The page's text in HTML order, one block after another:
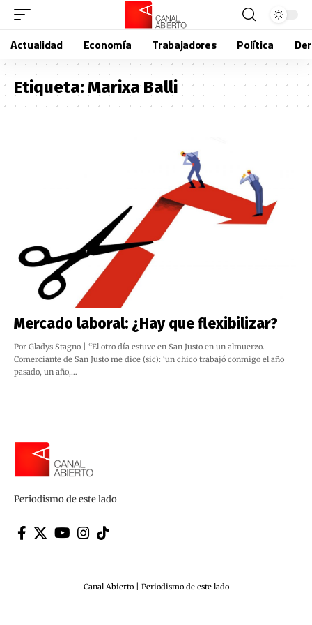
Actualidad Economía Trabajadores Política
Etiqueta:Marixa Balli
Mercado laboral: ¿Hay que flexibilizar?
Por Gladys Stagno | “El otro día estuve en San Justo en un almuerzo.
Comerciante de San Justo me dice (sic): ‘un chico trabajó conmigo el año
pasado, un año,…
Periodismo de este lado
Canal Abierto | Periodismo de este lado